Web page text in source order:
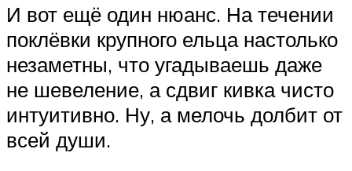
И вот ещё один нюанс. На течении
поклёвки крупного ельца настолько
незаметны, что угадываешь даже
не шевеление, а сдвиг кивка чисто
интуитивно. Ну, а мелочь долбит от
всей души.